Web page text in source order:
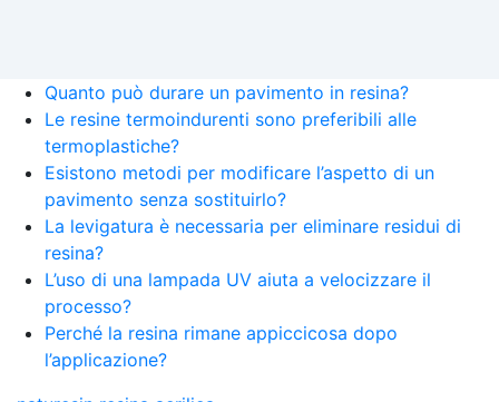
Quanto può durare un pavimento in resina?
Le resine termoindurenti sono preferibili alle
termoplastiche?
Esistono metodi per modificare l’aspetto di un
pavimento senza sostituirlo?
La levigatura è necessaria per eliminare residui di
resina?
L’uso di una lampada UV aiuta a velocizzare il
processo?
Perché la resina rimane appiccicosa dopo
l’applicazione?